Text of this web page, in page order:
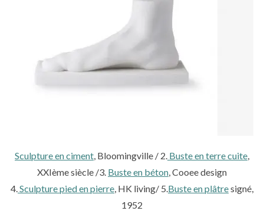
Sculpture en ciment , Bloomingville / 2. Buste en terre cuite
XXIème siècle /3. Buste en béton , Cooee design
4. Sculpture pied en pierre , HK living/ 5. Buste en plâtresigné,
1952